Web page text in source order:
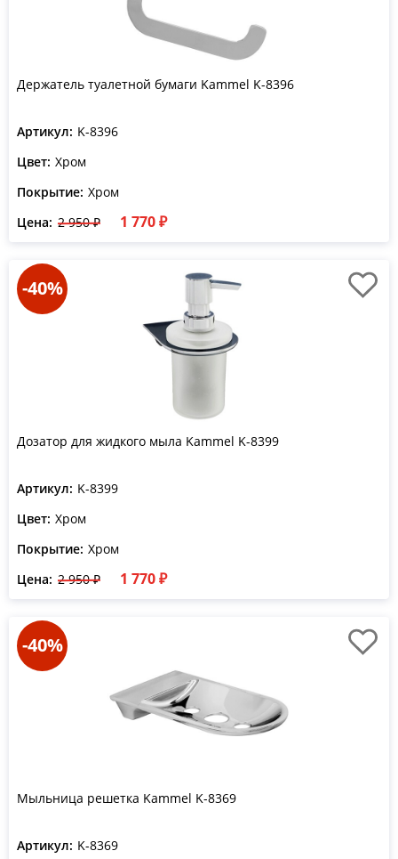
Держатель туалетной бумаги Kammel K-8396
Артикул: K-8396
Цвет: Хром
Покрытие: Хром
Цена: 2 950 ₽ 1 770 ₽
-40%
Дозатор для жидкого мыла Kammel K-8399
Артикул: K-8399
Цвет: Хром
Покрытие: Хром
Цена: 2 950 ₽ 1 770 ₽
-40%
Мыльница решетка Kammel K-8369
Артикул: K-8369